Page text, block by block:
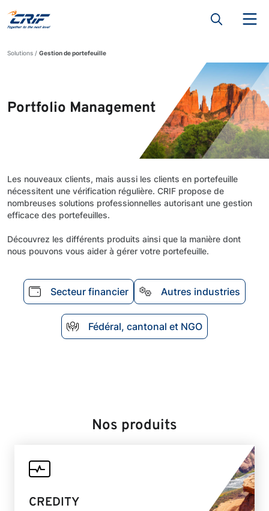
Solutions Gestion de portefeuille
Portfolio Management
Les nouveaux clients, mais aussi les clients en portefeuille
nécessitent une vérification régulière. CRIF propose de
nombreuses solutions professionnelles autorisant une gestion
efficace des portefeuilles.
Découvrez les différents produits ainsi que la manière dont
nous pouvons vous aider à gérer votre portefeuille.
Secteur financier Autres industries
Fédéral, cantonal et NGO
Nos produits
CREDITY